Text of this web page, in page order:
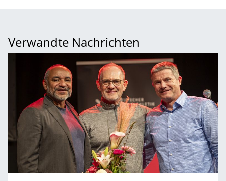
Verwandte Nachrichten